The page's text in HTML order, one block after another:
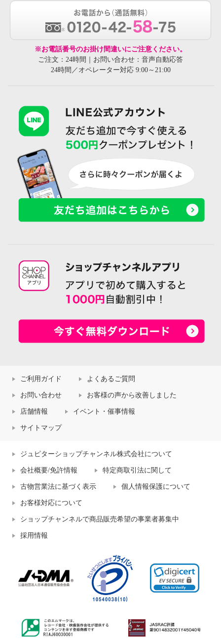
※お電話番号のお掛け間違いにご注意ください。
ご注文：24時間｜お問い合わせ：音声自動応答
24時間／オペレーター対応 9:00～21:00
ご利用ガイド よくあるご質問
お問い合わせ お客様の声から改善しました
店舗情報 イベント・催事情報
サイトマップ
ジュピターショップチャンネル株式会社について
会社概要/免許情報 特定商取引法に関して
古物営業法に基づく表示 個人情報保護について
お客様対応について
ショップチャンネルで商品販売希望の事業者募集中
採用情報